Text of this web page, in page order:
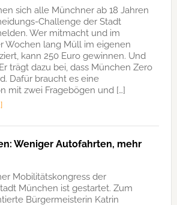
sich alle Münchner ab 18 Jahren
Challenge der Stadt
Wer mitmacht und im
Wochen lang Müll im eigenen
kann 250 Euro gewinnen. Und
trägt dazu bei, dass München Zero
Dafür braucht es eine
mit zwei Fragebögen und […]
Weniger Autofahrten, mehr
Mobilitätskongress der
München ist gestartet. Zum
Bürgermeisterin Katrin